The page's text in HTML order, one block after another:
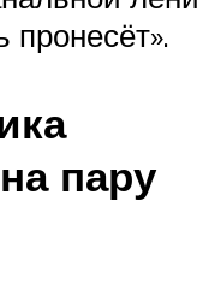
пронесёт».
пару